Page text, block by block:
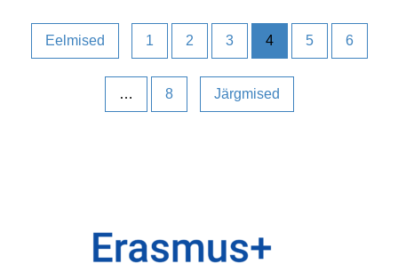
Eelmised 1 2 3 4 5 6
… 8 Järgmised